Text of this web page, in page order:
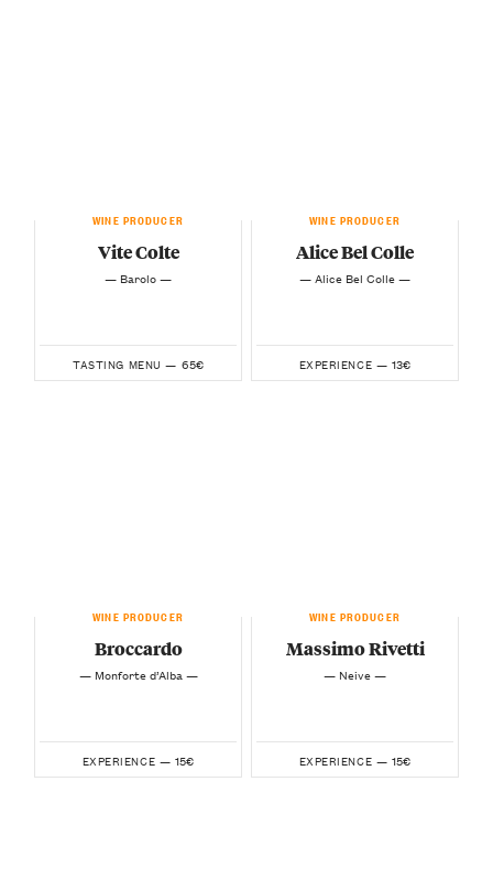
WINE PRODUCER
Vite Colte
— Barolo —
TASTING MENU — 65€
WINE PRODUCER
Alice Bel Colle
— Alice Bel Colle —
EXPERIENCE — 13€
WINE PRODUCER
Broccardo
— Monforte d’Alba —
EXPERIENCE — 15€
WINE PRODUCER
Massimo Rivetti
— Neive —
EXPERIENCE — 15€